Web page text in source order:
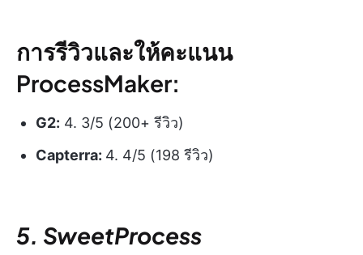
การรีวิวและให้คะแนน
ProcessMaker:
G2: 4. 3/5 (200+ รีวิว)
Capterra: 4. 4/5 (198 รีวิว)
5. SweetProcess